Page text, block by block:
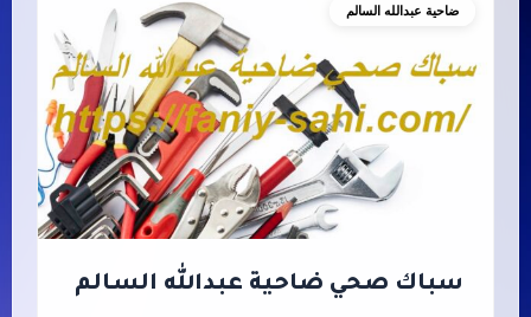
ضاحية عبدالله السالم
سباك صحي ضاحية عبدالله السالم